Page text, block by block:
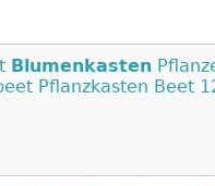
Blumenkasten
Pflanzkasten Beet